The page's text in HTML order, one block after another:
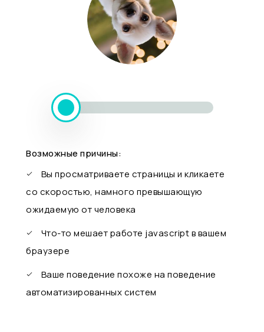
Возможные причины:
Вы просматриваете страницы и кликаете
со скоростью, намного превышающую
ожидаемую от человека
Что-то мешает работе javascript в вашем
браузере
Ваше поведение похоже на поведение
автоматизированных систем